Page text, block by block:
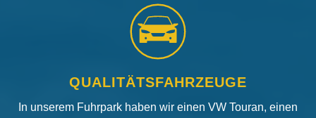
QUALITÄTSFAHRZEUGE
In unserem Fuhrpark haben wir einen VW Touran, einen